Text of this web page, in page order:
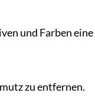
und Farben
zu entfernen.